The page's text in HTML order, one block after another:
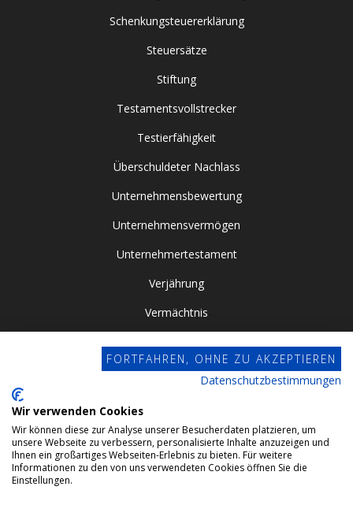
Schenkungsteuererklärung
Steuersätze
Stiftung
Testamentsvollstrecker
Testierfähigkeit
Überschuldeter Nachlass
Unternehmensbewertung
Unternehmensvermögen
Unternehmertestament
Verjährung
Vermächtnis
Vorsorgevollmacht
Datenschutz
Impressum
FORTFAHREN, OHNE ZU AKZEPTIEREN
Datenschutzbestimmungen
Wir verwenden Cookies
Wir können diese zur Analyse unserer Besucherdaten platzieren, um
unsere Webseite zu verbessern, personalisierte Inhalte anzuzeigen und
Ihnen ein großartiges Webseiten-Erlebnis zu bieten. Für weitere
Informationen zu den von uns verwendeten Cookies öffnen Sie die
Einstellungen.